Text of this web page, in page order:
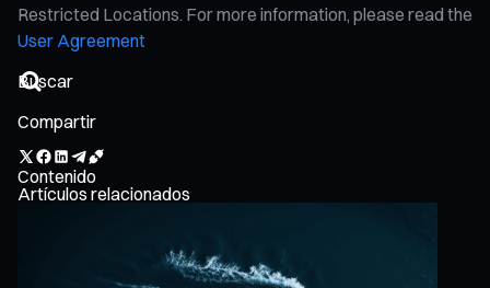
Restricted Locations. For more information, please read the
User Agreement
Compartir
Contenido
Artículos relacionados